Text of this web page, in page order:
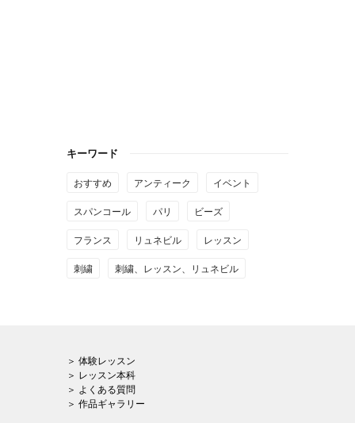
キーワード
おすすめ アンティーク イベント
スパンコール パリ ビーズ
フランス リュネビル レッスン
刺繍 刺繍、レッスン、リュネビル
＞ 体験レッスン
＞ レッスン本科
＞ よくある質問
＞ 作品ギャラリー